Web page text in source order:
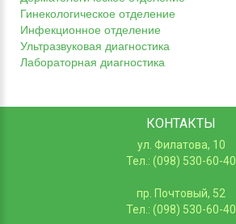
Гинекологическое отделение
Инфекционное отделение
Ультразвуковая диагностика
Лабораторная диагностика
КОНТАКТЫ
ул. Филатова, 10
Тел.: (098) 530-60-40
пр. Почтовый, 52
Тел.: (098) 530-60-40